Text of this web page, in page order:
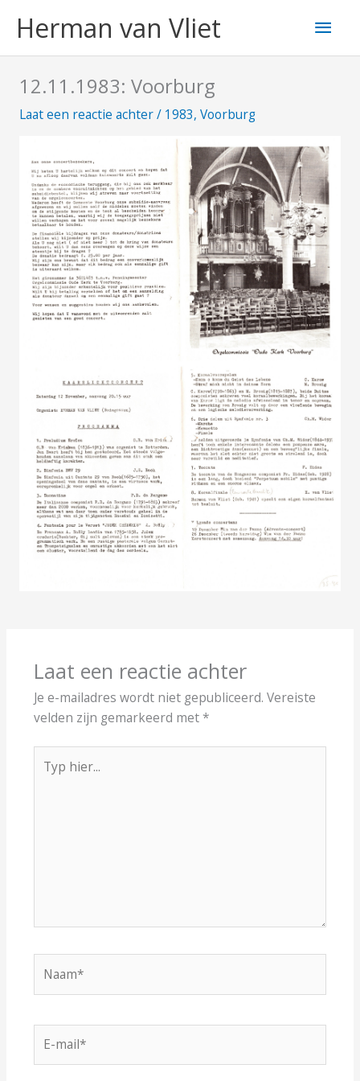
naarHerman van Vliet
12.11.1983: Voorburg
Laat een reactie achter/ 1983, Voorburg
Laat een reactie achter
Je e-mailadres wordt niet gepubliceerd. Vereiste
velden zijn gemarkeerd met*
hier...
mail*